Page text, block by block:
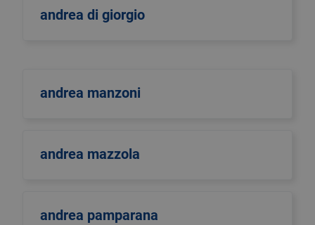
andrea di giorgio
andrea manzoni
andrea mazzola
andrea pamparana